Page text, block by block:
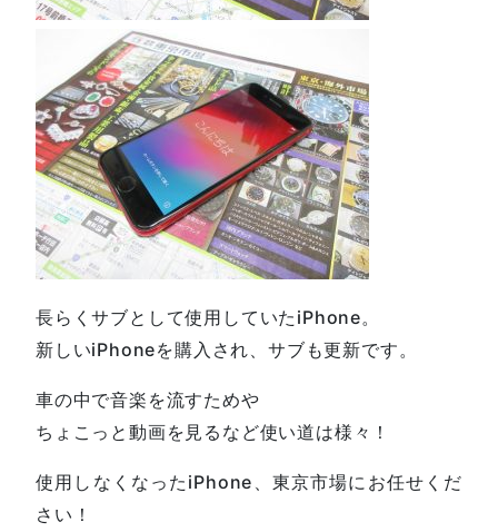
長らくサブとして使用していたiPhone。
新しいiPhoneを購入され、サブも更新です。
車の中で音楽を流すためや
ちょこっと動画を見るなど使い道は様々！
使用しなくなったiPhone、東京市場にお任せくだ
さい！